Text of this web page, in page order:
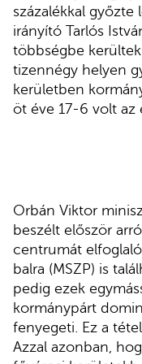
százalékkal győzte
irányító Tarlós
többségbe
tizennégy helyen
kerületben
öt éve 17-6 volt az
Orbán Viktor
beszélt először
centrumát
balra (MSZP) is
pedig ezek
kormánypárt
fenyegeti. Ez a
Azzal azonban,